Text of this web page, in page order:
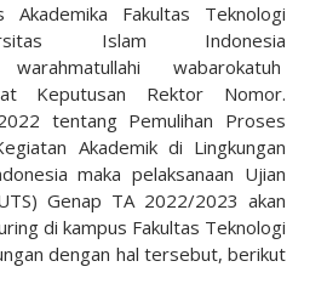
Akademika Fakultas Teknologi
Islam Indonesia
warahmatullahi wabarokatuh
Keputusan Rektor Nomor.
tentang Pemulihan Proses
Akademik di Lingkungan
maka pelaksanaan Ujian
Genap TA 2022/2023 akan
di kampus Fakultas Teknologi
dengan hal tersebut, berikut